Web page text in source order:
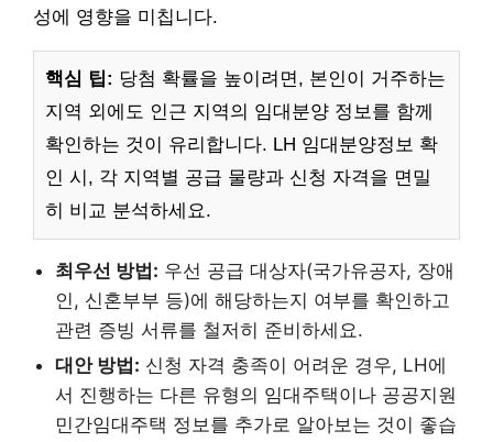
성에 영향을 미칩니다.
핵심 팁: 당첨 확률을 높이려면, 본인이 거주하는
지역 외에도 인근 지역의 임대분양 정보를 함께
확인하는 것이 유리합니다. LH 임대분양정보 확
인 시, 각 지역별 공급 물량과 신청 자격을 면밀
히 비교 분석하세요.
최우선 방법: 우선 공급 대상자(국가유공자, 장애
인, 신혼부부 등)에 해당하는지 여부를 확인하고
관련 증빙 서류를 철저히 준비하세요.
대안 방법: 신청 자격 충족이 어려운 경우, LH에
서 진행하는 다른 유형의 임대주택이나 공공지원
민간임대주택 정보를 추가로 알아보는 것이 좋습